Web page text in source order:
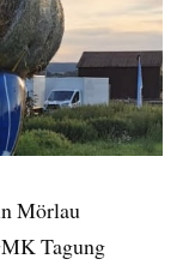
Mörlau
Tagung